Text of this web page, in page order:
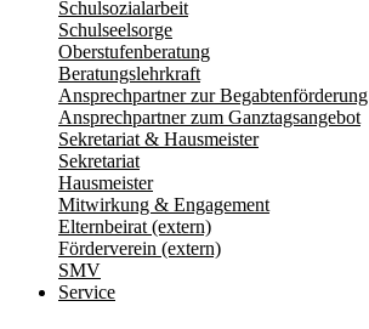
Schulsozialarbeit
Schulseelsorge
Oberstufenberatung
Beratungslehrkraft
Ansprechpartner zur Begabtenförderung
Ansprechpartner zum Ganztagsangebot
Sekretariat & Hausmeister
Sekretariat
Hausmeister
Mitwirkung & Engagement
Elternbeirat (extern)
Förderverein (extern)
SMV
Service